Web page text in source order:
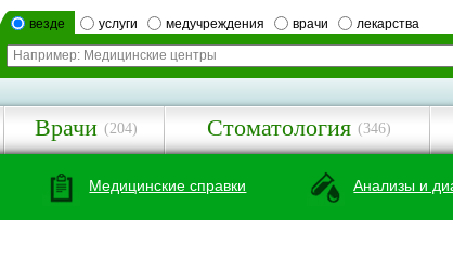
везде услуги медучреждения врачи лекарства
Врачи (204) Стоматология (346)
Медицинские справки Анализы и